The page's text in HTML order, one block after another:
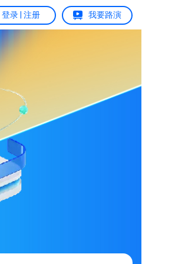
登录 | 注册 我要路演